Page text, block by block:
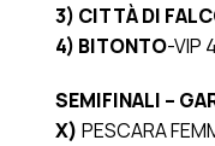
3) CITTÀ DI
4) BITONTO-VIP
SEMIFINALI –
X) PESCARA